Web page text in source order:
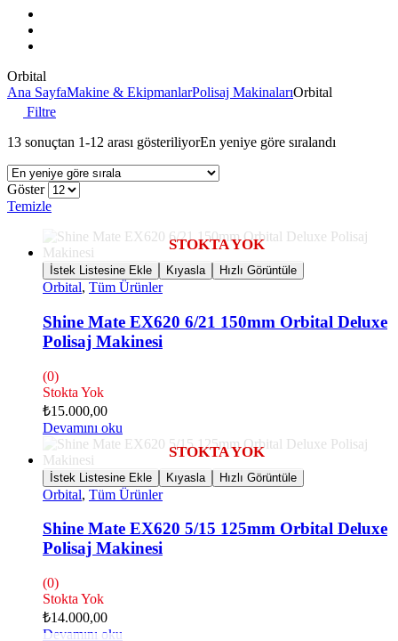
Orbital
Ana SayfaMakine & EkipmanlarPolisaj MakinalarıOrbital
Filtre
13 sonuçtan 1-12 arası gösteriliyorEn yeniye göre sıralandı
Göster
Temizle
İstek Listesine Ekle Kıyasla Hızlı Görüntüle
Orbital, Tüm Ürünler
Shine Mate EX620 6/21 150mm Orbital Deluxe
Polisaj Makinesi
(0)
Stokta Yok
₺15.000,00
Devamını oku
İstek Listesine Ekle Kıyasla Hızlı Görüntüle
Orbital, Tüm Ürünler
Shine Mate EX620 5/15 125mm Orbital Deluxe
Polisaj Makinesi
(0)
Stokta Yok
₺14.000,00
Devamını oku